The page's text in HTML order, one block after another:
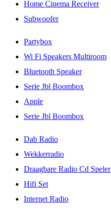
Home Cinema Receiver
Subwoofer
Partybox
Wi Fi Speakers Multiroom
Bluetooth Speaker
Serie Jbl Boombox
Apple
Serie Jbl Boombox
Dab Radio
Wekkerradio
Draagbare Radio Cd Speler
Hifi Set
Internet Radio